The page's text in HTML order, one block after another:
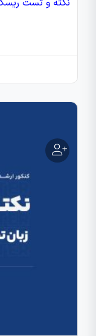
نکته و تست